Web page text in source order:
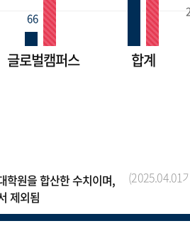
글로벌캠퍼스 합계
66
(2025.04.01
학원을 합산한 수치이며,
제외됨